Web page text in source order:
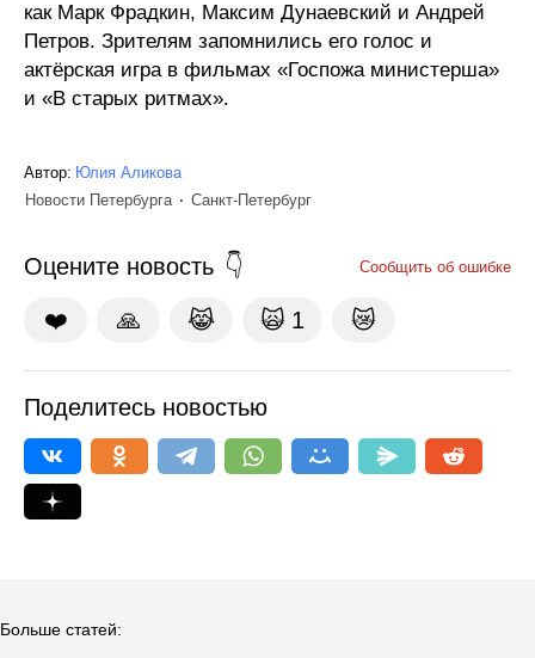
как Марк Фрадкин, Максим Дунаевский и Андрей
Петров. Зрителям запомнились его голос и
актёрская игра в фильмах «Госпожа министерша»
и «В старых ритмах».
Автор: Юлия Аликова
Новости Петербурга
Санкт-Петербург
Оцените новость Сообщить об ошибке
❤️ 🙏 😹 🙀 1 😿
Поделитесь новостью
Больше статей: